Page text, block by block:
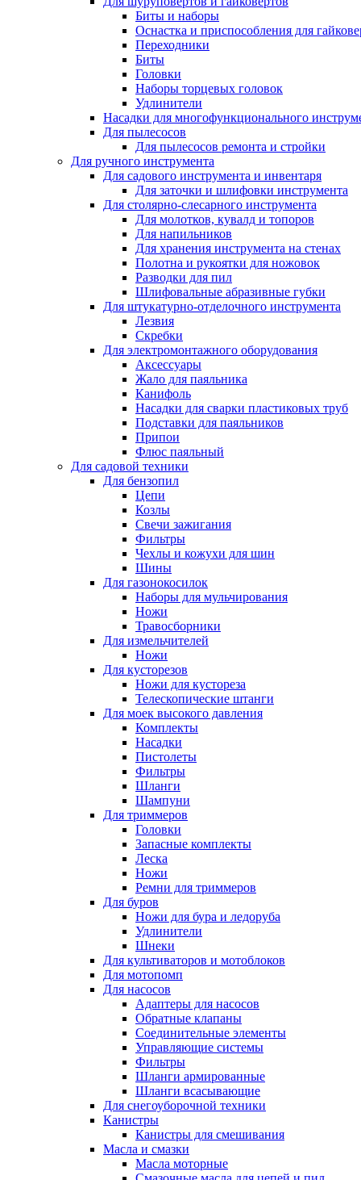
Биты и наборы
Оснастка и приспособления для
Переходники
Биты
Головки
Наборы торцевых головок
Удлинители
Насадки для многофункционального
Для пылесосов
Для пылесосов ремонта и стройки
Для ручного инструмента
Для садового инструмента и инвентаря
Для заточки и шлифовки инструмента
Для столярно-слесарного инструмента
Для молотков, кувалд и топоров
Для напильников
Для хранения инструмента на стенах
Полотна и рукоятки для ножовок
Разводки для пил
Шлифовальные абразивные губки
Для штукатурно-отделочного инструмента
Лезвия
Скребки
Для электромонтажного оборудования
Аксессуары
Жало для паяльника
Канифоль
Насадки для сварки пластиковых труб
Подставки для паяльников
Припои
Флюс паяльный
Для садовой техники
Для бензопил
Цепи
Козлы
Свечи зажигания
Фильтры
Чехлы и кожухи для шин
Шины
Для газонокосилок
Наборы для мульчирования
Ножи
Травосборники
Для измельчителей
Ножи
Для кусторезов
Ножи для кустореза
Телескопические штанги
Для моек высокого давления
Комплекты
Насадки
Пистолеты
Фильтры
Шланги
Шампуни
Для триммеров
Головки
Запасные комплекты
Леска
Ножи
Ремни для триммеров
Для буров
Ножи для бура и ледоруба
Удлинители
Шнеки
Для культиваторов и мотоблоков
Для мотопомп
Для насосов
Адаптеры для насосов
Обратные клапаны
Соединительные элементы
Управляющие системы
Фильтры
Шланги армированные
Шланги всасывающие
Для снегоуборочной техники
Канистры
Канистры для смешивания
Масла и смазки
Масла моторные